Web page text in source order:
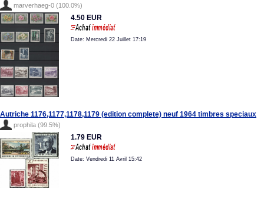
marverhaeg-0 (100.0%)
4.50 EUR
Date: Mercredi 22 Juillet 17:19
Autriche 1176,1177,1178,1179 (edition complete) neuf 1964 timbres speciaux
prophila (99.5%)
1.79 EUR
Date: Vendredi 11 Avril 15:42